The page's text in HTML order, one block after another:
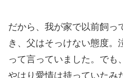
だから、我が家で以前飼っ
き、父はそっけない態度。
って言っていました。でも
やはり愛情は持っていたみ